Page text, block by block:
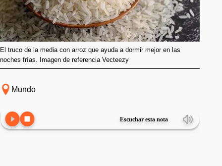
El truco de la media con arroz que ayuda a dormir mejor en las
noches frías. Imagen de referencia Vecteezy
Mundo
Escuchar esta nota